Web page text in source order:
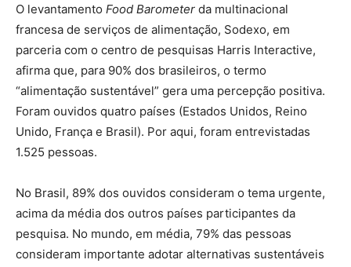
O levantamento Food Barometer da multinacional
francesa de serviços de alimentação, Sodexo, em
parceria com o centro de pesquisas Harris Interactive,
afirma que, para 90% dos brasileiros, o termo
“alimentação sustentável” gera uma percepção positiva.
Foram ouvidos quatro países (Estados Unidos, Reino
Unido, França e Brasil). Por aqui, foram entrevistadas
1.525 pessoas.
No Brasil, 89% dos ouvidos consideram o tema urgente,
acima da média dos outros países participantes da
pesquisa. No mundo, em média, 79% das pessoas
consideram importante adotar alternativas sustentáveis